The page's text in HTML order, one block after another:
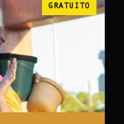
GRATUITO